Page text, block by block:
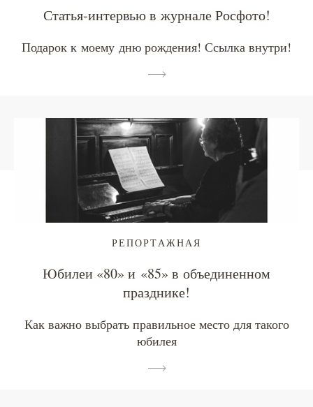
Статья-интервью в журнале Росфото!
Подарок к моему дню рождения! Ссылка внутри!
РЕПОРТАЖНАЯ
Юбилеи «80» и «85» в объединенном
празднике!
Как важно выбрать правильное место для такого
юбилея